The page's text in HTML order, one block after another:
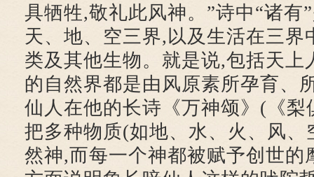
具牺牲,敬礼此风神。”诗中“诸有
天、地、空三界,以及生活在三界
类及其他生物。就是说,包括天上
的自然界都是由风原素所孕育、
仙人在他的长诗《万神颂》(《梨
把多种物质(如地、水、火、风、
然神,而每一个神都被赋予创世的